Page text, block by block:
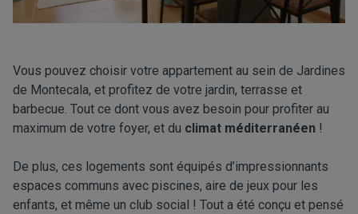
Vous pouvez choisir votre appartement au sein de Jardines
de Montecala, et profitez de votre jardin, terrasse et
barbecue. Tout ce dont vous avez besoin pour profiter au
maximum de votre foyer, et du climat méditerranéen !
De plus, ces logements sont équipés d’impressionnants
espaces communs avec piscines, aire de jeux pour les
enfants, et même un club social ! Tout a été conçu et pensé